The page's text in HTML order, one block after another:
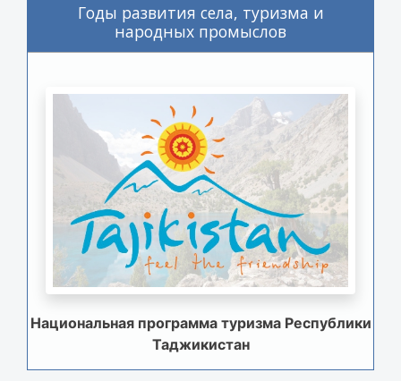
Годы развития села, туризма и
народных промыслов
Национальная программа туризма Республики
Таджикистан